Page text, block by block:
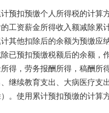
计预扣预缴个人所得税的计算
工资薪金所得收入额减除累
计其他扣除后的余额为预缴应
已预扣预缴税额后的余额，
得，劳务报酬所得，稿酬所
、继续教育支出、大病医疗支
）。使用累计预扣预缴的计算